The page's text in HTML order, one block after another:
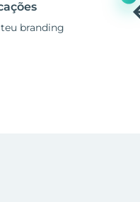
branding